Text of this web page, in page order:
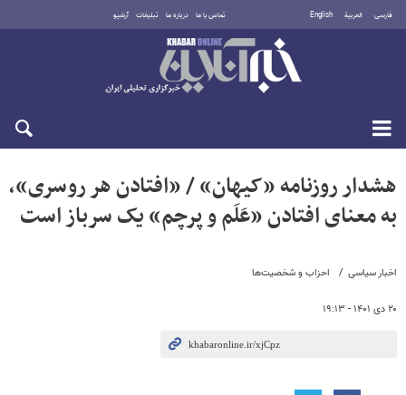
فارسی العربية English تماس با ما درباره ما تبلیغات آرشیو
یکشنبه ۱۸ مرداد ۱۴۰۵
اخبار سیاسی احزاب و شخصیت‌ها
۲۰ دی ۱۴۰۱ - ۱۹:۱۳
هشدار روزنامه «کیهان» / «افتادن هر روسری»،
به معنای افتادن «عَلَم و پرچم» یک سرباز است